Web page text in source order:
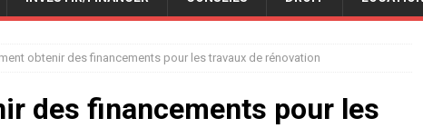
obtenir des financements pour les travaux de rénovation
des financements pour les